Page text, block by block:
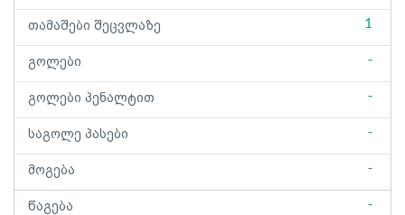
თამაშები შეცვლაზე 1
გოლები -
გოლები პენალტით -
საგოლე პასები -
მოგება -
წაგება -